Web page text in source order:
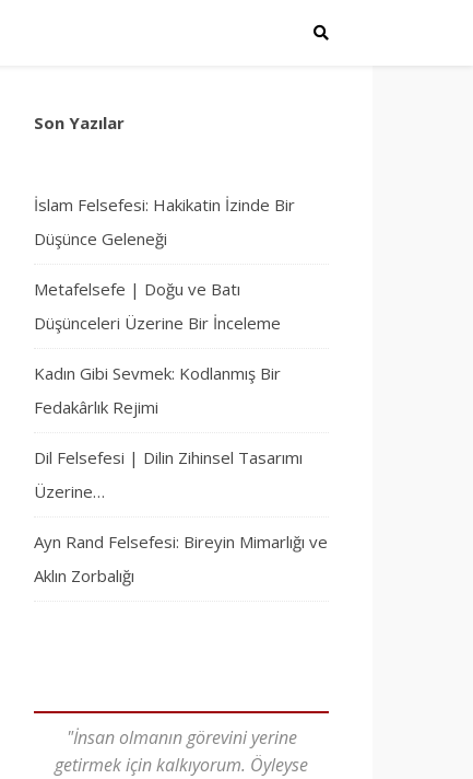
Son Yazılar
İslam Felsefesi: Hakikatin İzinde Bir
Düşünce Geleneği
Metafelsefe | Doğu ve Batı
Düşünceleri Üzerine Bir İnceleme
Kadın Gibi Sevmek: Kodlanmış Bir
Fedakârlık Rejimi
Dil Felsefesi | Dilin Zihinsel Tasarımı
Üzerine…
Ayn Rand Felsefesi: Bireyin Mimarlığı ve
Aklın Zorbalığı
"İnsan olmanın görevini yerine
getirmek için kalkıyorum. Öyleyse